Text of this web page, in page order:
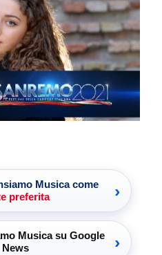
Musica come
preferita
›
Musica su Google
News
›